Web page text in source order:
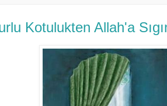
Kotulukten Allah'a